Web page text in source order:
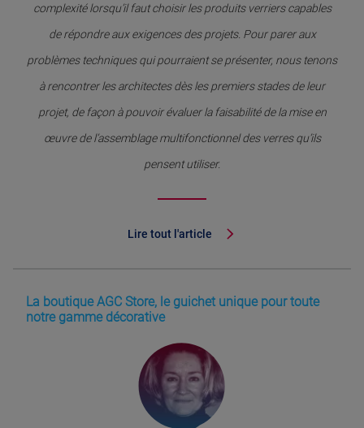
complexité lorsqu’il faut choisir les produits verriers capables
de répondre aux exigences des projets. Pour parer aux
problèmes techniques qui pourraient se présenter, nous tenons
à rencontrer les architectes dès les premiers stades de leur
projet, de façon à pouvoir évaluer la faisabilité de la mise en
œuvre de l’assemblage multifonctionnel des verres qu’ils
pensent utiliser.
Lire tout l'article
La boutique AGC Store, le guichet unique pour toute
notre gamme décorative